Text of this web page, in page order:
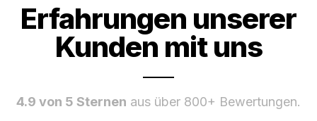
Erfahrungen unserer
Kunden mit uns
4.9 von 5 Sternen aus über 800+ Bewertungen.